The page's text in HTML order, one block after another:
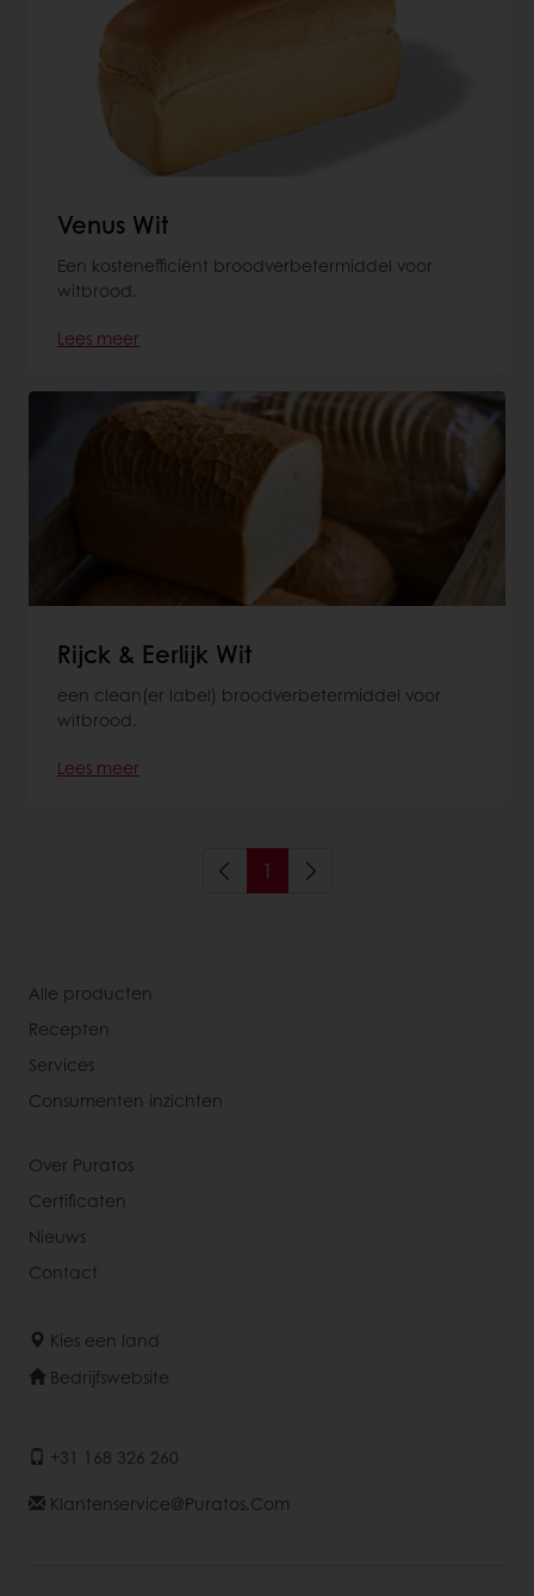
Venus Wit
Een kostenefficiënt broodverbetermiddel voor
witbrood.
Lees meer
Rijck & Eerlijk Wit
een clean(er label) broodverbetermiddel voor
witbrood.
Lees meer
1
Alle producten
Recepten
Services
Consumenten inzichten
Over Puratos
Certificaten
Nieuws
Contact
Kies een land
Bedrijfswebsite
+31 168 326 260
Klantenservice@puratos.com